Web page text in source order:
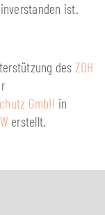
ist.
des ZDH
GmbH in
erstellt.